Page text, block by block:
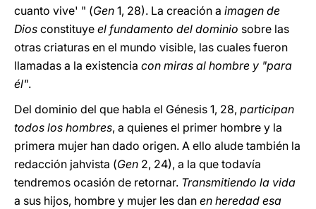
cuanto vive' " (Gen 1, 28). La creación a imagen de
Dios constituye el fundamento del dominio sobre las
otras criaturas en el mundo visible, las cuales fueron
llamadas a la existencia con miras al hombre y "para
él".
Del dominio del que habla el Génesis 1, 28, participan
todos los hombres, a quienes el primer hombre y la
primera mujer han dado origen. A ello alude también la
redacción jahvista (Gen 2, 24), a la que todavía
tendremos ocasión de retornar. Transmitiendo la vida
a sus hijos, hombre y mujer les dan en heredad esa